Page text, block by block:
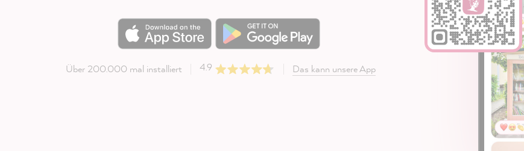
Über 200.000 mal installiert 4.9 Das kann unsere App